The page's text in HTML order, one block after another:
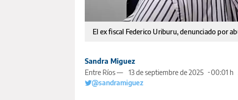
El ex fiscal Federico Uriburu, denunciado por
Sandra Miguez
Entre Ríos —
13 de septiembre de 2025 00:01 h
@sandramiguez